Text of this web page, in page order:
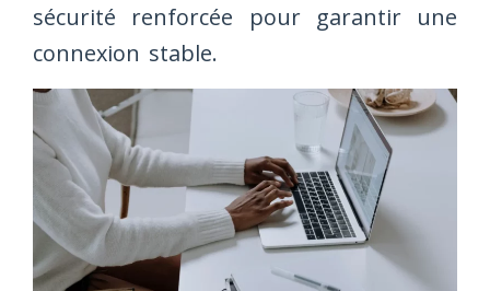
sécurité renforcée pour garantir une
connexion stable.